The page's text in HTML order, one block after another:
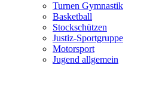
Turnen Gymnastik
Basketball
Stockschützen
Justiz-Sportgruppe
Motorsport
Jugend allgemein